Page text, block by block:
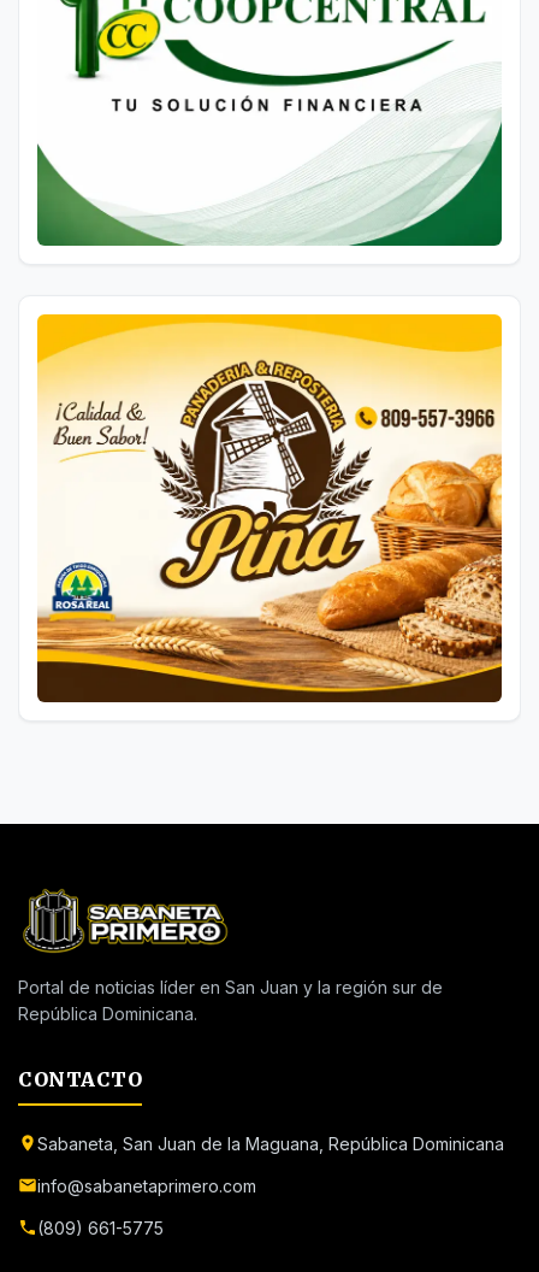
Portal de noticias líder en San Juan y la región sur de
República Dominicana.
CONTACTO
Sabaneta, San Juan de la Maguana, República Dominicana
info@sabanetaprimero.com
(809) 661-5775